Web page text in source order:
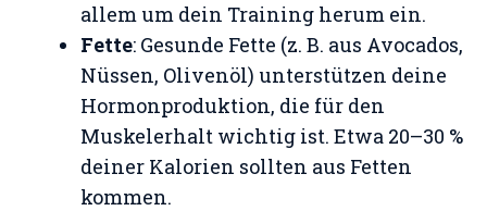
allem um dein Training herum ein.
Fette: Gesunde Fette (z. B. aus Avocados,
Nüssen, Olivenöl) unterstützen deine
Hormonproduktion, die für den
Muskelerhalt wichtig ist. Etwa 20–30 %
deiner Kalorien sollten aus Fetten
kommen.